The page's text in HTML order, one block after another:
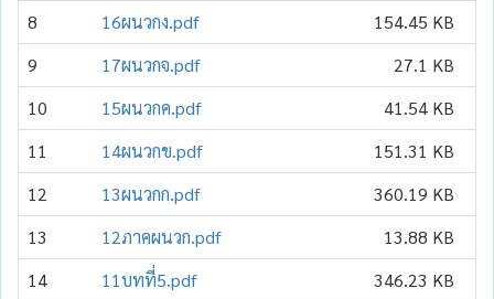
8
16ผนวกง.pdf
154.45 KB
9
17ผนวกจ.pdf
27.1 KB
10
15ผนวกค.pdf
41.54 KB
11
14ผนวกข.pdf
151.31 KB
12
13ผนวกก.pdf
360.19 KB
13
12ภาคผนวก.pdf
13.88 KB
14
11บทที่5.pdf
346.23 KB